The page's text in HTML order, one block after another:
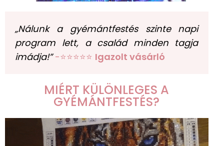
„Nálunk a gyémántfestés szinte napi
program lett, a család minden tagja
imádja!” -⭐⭐⭐⭐⭐ Igazolt vásárló
MIÉRT KÜLÖNLEGES A
GYÉMÁNTFESTÉS?